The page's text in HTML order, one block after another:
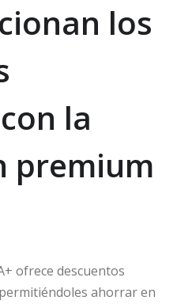
los
la
premium
ofrece descuentos
ahorrar en